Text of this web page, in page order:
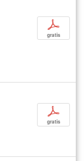
p
gratis
p
gratis